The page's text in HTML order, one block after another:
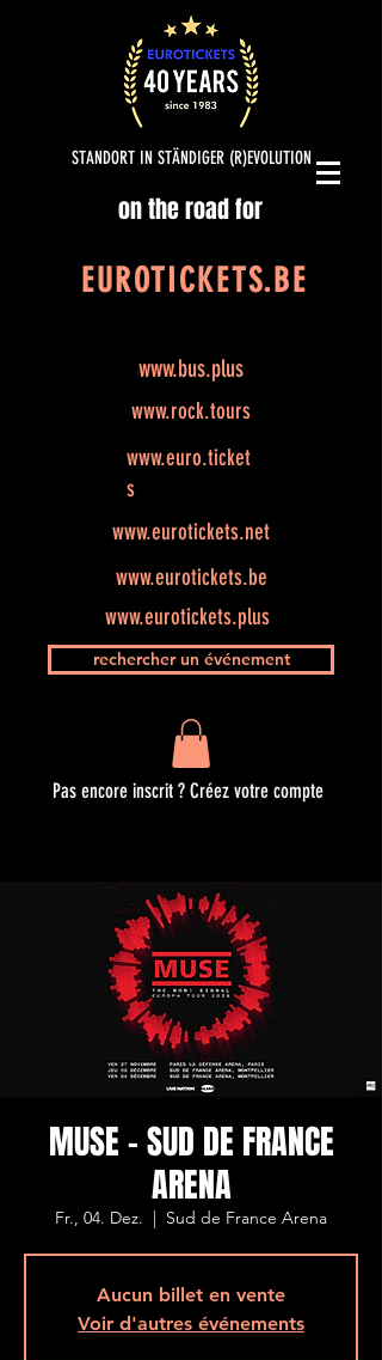
STANDORT IN STÄNDIGER (R)EVOLUTION
on the road for
EUROTICKETS.BE
www.bus.plus
www.rock.tours
www.euro.ticket
s
www.eurotickets.net
www.eurotickets.be
www.eurotickets.plus
rechercher un événement
Pas encore inscrit ? Créez votre compte
MUSE - SUD DE FRANCE
ARENA
Fr., 04. Dez.
  |
Sud de France Arena
Aucun billet en vente
Voir d'autres événements